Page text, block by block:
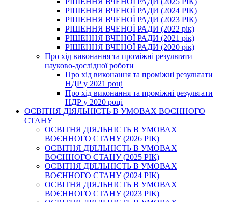
РІШЕННЯ ВЧЕНОЇ РАДИ (2024 РІК)
РІШЕННЯ ВЧЕНОЇ РАДИ (2023 РІК)
РІШЕННЯ ВЧЕНОЇ РАДИ (2022 рік)
РІШЕННЯ ВЧЕНОЇ РАДИ (2021 рік)
РІШЕННЯ ВЧЕНОЇ РАДИ (2020 рік)
Про хід виконання та проміжні результати
науково-дослідної роботи
Про хід виконання та проміжні результати
НДР у 2021 році
Про хід виконання та проміжні результати
НДР у 2020 році
ОСВІТНЯ ДІЯЛЬНІСТЬ В УМОВАХ ВОЄННОГО
СТАНУ
ОСВІТНЯ ДІЯЛЬНІСТЬ В УМОВАХ
ВОЄННОГО СТАНУ (2026 РІК)
ОСВІТНЯ ДІЯЛЬНІСТЬ В УМОВАХ
ВОЄННОГО СТАНУ (2025 РІК)
ОСВІТНЯ ДІЯЛЬНІСТЬ В УМОВАХ
ВОЄННОГО СТАНУ (2024 РІК)
ОСВІТНЯ ДІЯЛЬНІСТЬ В УМОВАХ
ВОЄННОГО СТАНУ (2023 РІК)